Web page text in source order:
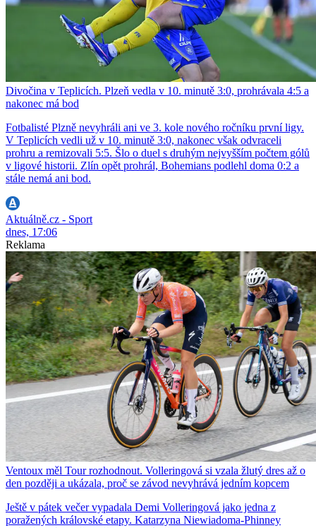
Divočina v Teplicích. Plzeň vedla v 10. minutě 3:0, prohrávala 4:5 a
nakonec má bod
Fotbalisté Plzně nevyhráli ani ve 3. kole nového ročníku první ligy.
V Teplicích vedli už v 10. minutě 3:0, nakonec však odvraceli
prohru a remizovali 5:5. Šlo o duel s druhým nejvyšším počtem gólů
v ligové historii. Zlín opět prohrál, Bohemians podlehl doma 0:2 a
stále nemá ani bod.
Aktuálně.cz - Sport
dnes, 17:06
Reklama
Ventoux měl Tour rozhodnout. Volleringová si vzala žlutý dres až o
den později a ukázala, proč se závod nevyhrává jedním kopcem
Ještě v pátek večer vypadala Demi Volleringová jako jedna z
poražených královské etapy. Katarzyna Niewiadoma-Phinney